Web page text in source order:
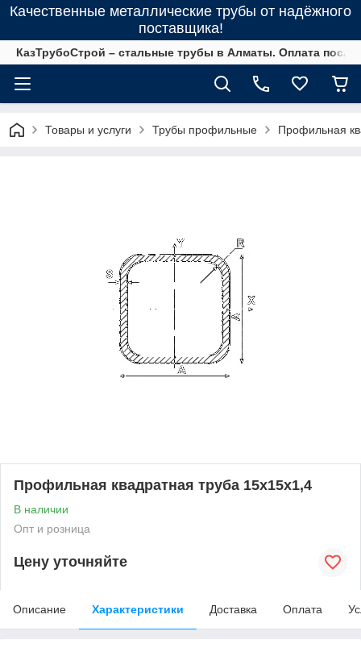
Качественные металлические трубы от надёжного
поставщика!
КазТрубоСтрой – стальные трубы в Алматы. Оплата
Товары и услуги Трубы профильные Профильная
Профильная квадратная труба 15х15х1,4
В наличии
Опт и розница
Цену уточняйте
Описание Характеристики Доставка Оплата